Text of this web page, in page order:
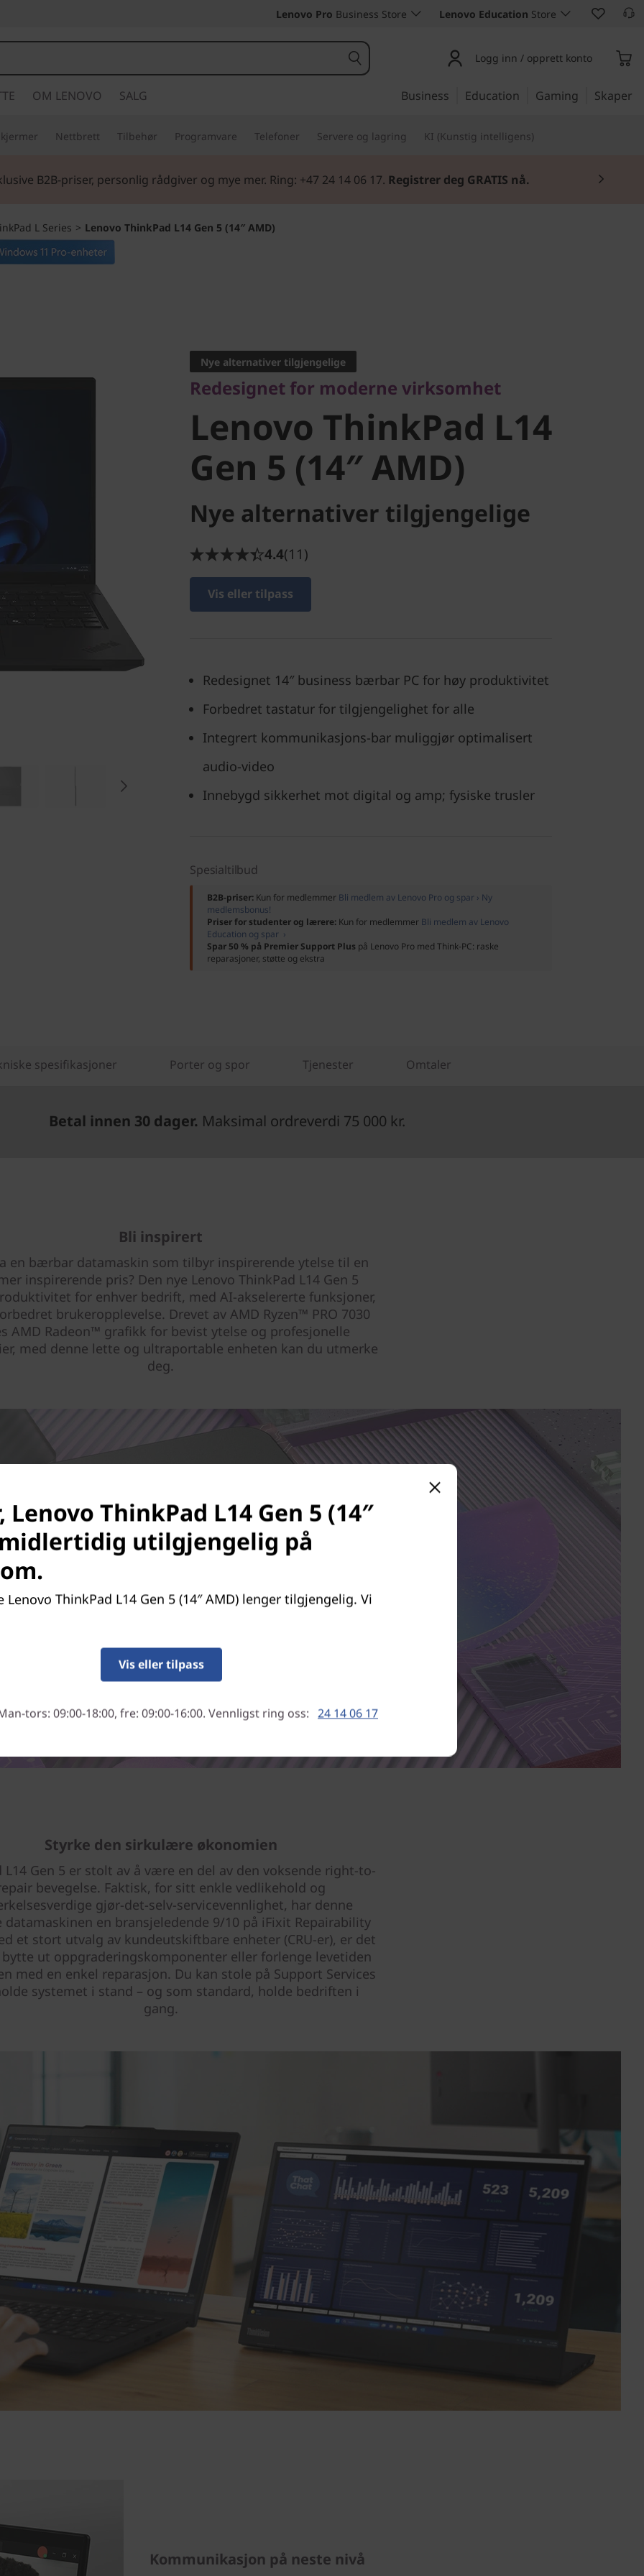
Lenovo Pro Business Store Lenovo Education Store
Logg inn / opprett konto
OM LENOVO SALG Business Education Gaming Skaper
Nettbrett Tilbehør Programvare Telefoner Servere og lagring KI (Kunstig intelligens)
| Handle tidlig og gjør deg klar for skolestart med nytt utstyr.Kjøp nå.
L Series > Lenovo ThinkPad L14 Gen 5 (14″ AMD)
Lenovo ThinkPad
L14 Gen 5 (14″ AMD)
Nye alternativer tilgjengelige
Redesignet for moderne virksomhet
Lenovo ThinkPad L14
Gen 5 (14″ AMD)
Nye alternativer tilgjengelige
4.4(11)
Vis eller tilpass
Redesignet 14″ business bærbar PC for høy produktivitet
Forbedret tastatur for tilgjengelighet for alle
Integrert kommunikasjons-bar muliggjør optimalisert
audio-video
Innebygd sikkerhet mot digital og amp; fysiske trusler
Spesialtilbud
B2B-priser: Kun for medlemmer Bli medlem av Lenovo Pro og spar › Ny
medlemsbonus!
Priser for studenter og lærere: Kun for medlemmer Bli medlem av Lenovo
Education og spar ›
Spar 50 % på Premier Support Plus på Lenovo Pro med Think-PC: raske
reparasjoner, støtte og ekstra
spesifikasjoner Porter og spor Tjenester Omtaler
Betal innen 30 dager. Maksimal ordreverdi 75 000 kr.
Bli inspirert
en bærbar datamaskin som tilbyr inspirerende ytelse til en
inspirerende pris? Den nye Lenovo ThinkPad L14 Gen 5
for enhver bedrift, med AI-akselererte funksjoner,
brukeropplevelse. Drevet av AMD Ryzen™ PRO 7030
AMD Radeon™ grafikk for bevist ytelse og profesjonelle
med denne lette og ultraportable enheten kan du utmerke
deg.
Styrke den sirkulære økonomien
L14 Gen 5 er stolt av å være en del av den voksende right-to-
bevegelse. Faktisk, for sitt enkle vedlikehold og
gjør-det-selv-servicevennlighet, har denne
en bransjeledende 9/10 på iFixit Repairability
et stort utvalg av kundeutskiftbare enheter (CRU-er), er det
ut oppgraderingskomponenter eller forlenge levetiden
med en enkel reparasjon. Du kan stole på Support Services
systemet i stand – og som standard, holde bedriften i
gang.
Kommunikasjon på neste nivå
Lenovo ThinkPad L14 Gen 5 (14″
utilgjengelig på
Lenovo ThinkPad L14 Gen 5 (14″ AMD) lenger tilgjengelig. Vi
Vis eller tilpass
tors: 09:00-18:00, fre: 09:00-16:00. Vennligst ring oss: 24 14 06 17